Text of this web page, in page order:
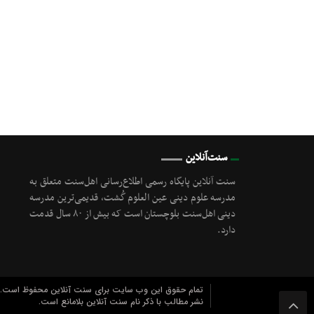
سنت‌آنلاین
سنت آنلاین پایگاه رسمی اطلاع‌رسانی اهل‌سنت متعلق به
مدرسه علوم دینی عین العلوم گُشت, قدیمی‌ترین مدرسه
دینی اهل‌سنت بلوچستان است که بیش از ۸۰ سال قدمت
دارد.
تمام حقوق این وب سایت برای سنت آنلاین محفوظ است.
نشر مطالب با ذکر نام سنت آنلاین بلامانع است.